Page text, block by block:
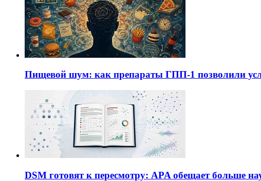
Пищевой шум: как препараты ГПП-1 позволили
DSM готовят к пересмотру: APA обещает больше